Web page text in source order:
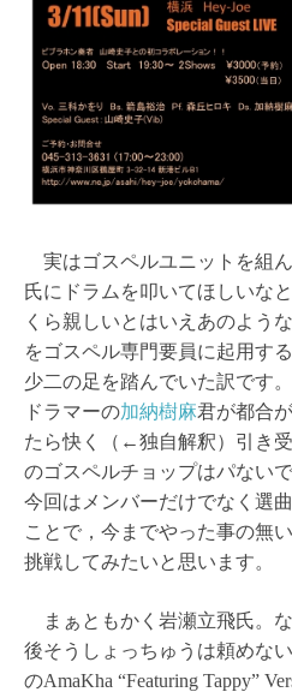
実はゴスペルユニットを組
氏にドラムを叩いてほしいな
くら親しいとはいえあのよう
をゴスペル専門要員に起用す
少二の足を踏んでいた訳です
ドラマーの加納樹麻君が都合
たら快く（←独自解釈）引き
のゴスペルチョップはパない
今回はメンバーだけでなく選
ことで，今までやった事の無
挑戦してみたいと思います。
まぁともかく岩瀬立飛氏。
後そうしょっちゅうは頼めな
のAmaKha “Featuring Tappy”